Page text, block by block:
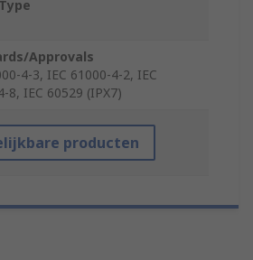
Approvals
4-3, IEC 61000-4-2, IEC
8, IEC 60529 (IPX7)
producten